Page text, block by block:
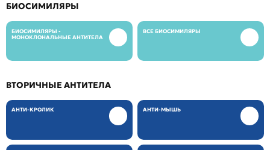
БИОСИМИЛЯРЫ
БИОСИМИЛЯРЫ -
МОНОКЛОНАЛЬНЫЕ АНТИТЕЛА
ВСЕ БИОСИМИЛЯРЫ
ВТОРИЧНЫЕ АНТИТЕЛА
АНТИ-КРОЛИК АНТИ-МЫШЬ